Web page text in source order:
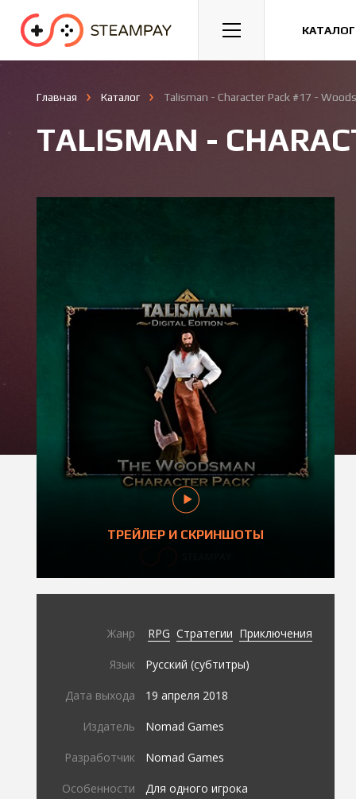
Спорт Гонки Казуальные
Главная Каталог Talisman - Character Pack #17 -
TALISMAN -
ТРЕЙЛЕР И СКРИНШОТЫ
Жанр RPG Стратегии Приключения
Язык Русский (субтитры)
Дата выхода 19 апреля 2018
Издатель Nomad Games
Разработчик Nomad Games
Особенности
Для одного игрока